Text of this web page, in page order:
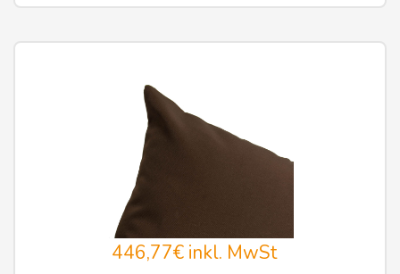
446,77€inkl. MwSt